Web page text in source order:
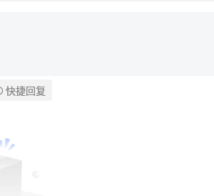
快捷回复